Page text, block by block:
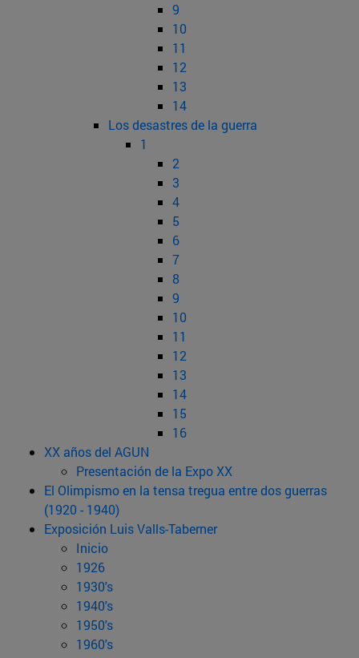
9
10
11
12
13
14
Los desastres de la guerra
1
2
3
4
5
6
7
8
9
10
11
12
13
14
15
16
XX años del AGUN
Presentación de la Expo XX
El Olimpismo en la tensa tregua entre dos guerras
(1920 - 1940)
Exposición Luis Valls-Taberner
Inicio
1926
1930's
1940's
1950's
1960's